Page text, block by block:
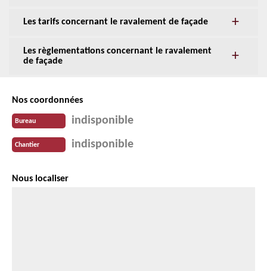
Les tarifs concernant le ravalement de façade
Les règlementations concernant le ravalement
de façade
Nos coordonnées
Bureau indisponible
Chantier indisponible
Nous localiser